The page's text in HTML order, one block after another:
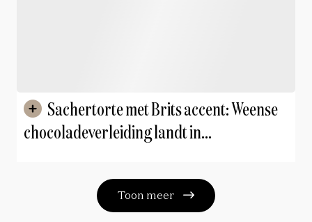
chocoladeverleiding landt in
Toon meer